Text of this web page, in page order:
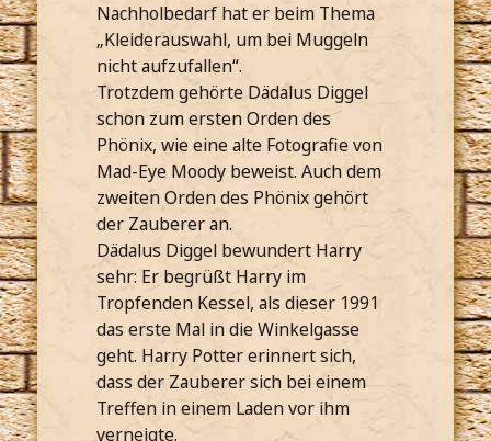
Nachholbedarf hat er beim Thema
„Kleiderauswahl, um bei Muggeln
nicht aufzufallen“.
Trotzdem gehörte Dädalus Diggel
schon zum ersten Orden des
Phönix, wie eine alte Fotografie von
Mad-Eye Moody beweist. Auch dem
zweiten Orden des Phönix gehört
der Zauberer an.
Dädalus Diggel bewundert Harry
sehr: Er begrüßt Harry im
Tropfenden Kessel, als dieser 1991
das erste Mal in die Winkelgasse
geht. Harry Potter erinnert sich,
dass der Zauberer sich bei einem
Treffen in einem Laden vor ihm
verneigte.